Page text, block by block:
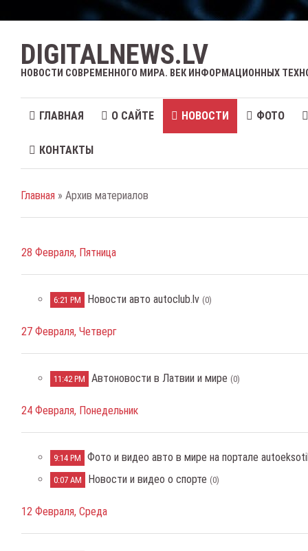
DIGITALNEWS.LV
НОВОСТИ СОВРЕМЕННОГО МИРА. ВЕК ИНФОРМАЦИОННЫХ
ГЛАВНАЯ О САЙТЕ НОВОСТИ ФОТО
КОНТАКТЫ
Главная » Архив материалов
28 Февраля, Пятница
6:21 PM Новости авто autoclub.lv (0)
27 Февраля, Четверг
11:42 PM Автоновости в Латвии и мире (0)
24 Февраля, Понедельник
9:14 PM Фото и видео авто в мире на портале
0:07 AM Новости и видео о спорте (0)
12 Февраля, Среда